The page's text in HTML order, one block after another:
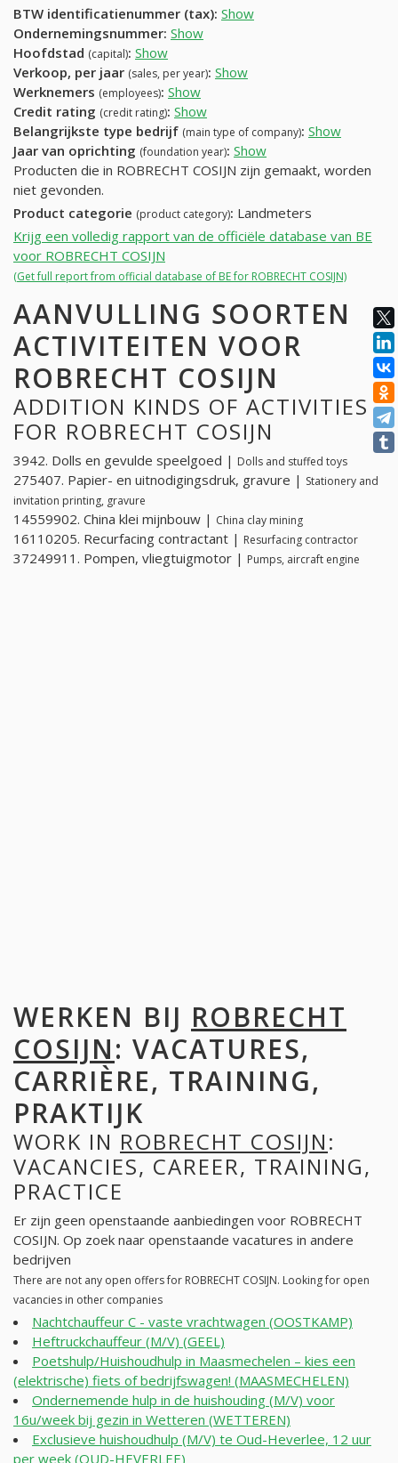
BTW identificatienummer (tax): Show
Ondernemingsnummer: Show
Hoofdstad (capital): Show
Verkoop, per jaar (sales, per year): Show
Werknemers (employees): Show
Credit rating (credit rating): Show
Belangrijkste type bedrijf (main type of company): Show
Jaar van oprichting (foundation year): Show
Producten die in ROBRECHT COSIJN zijn gemaakt, worden
niet gevonden.
Product categorie (product category): Landmeters
Krijg een volledig rapport van de officiële database van BE
voor ROBRECHT COSIJN
(Get full report from official database of BE for ROBRECHT COSIJN)
AANVULLING SOORTEN
ACTIVITEITEN VOOR
ROBRECHT COSIJN
ADDITION KINDS OF ACTIVITIES
FOR ROBRECHT COSIJN
3942. Dolls en gevulde speelgoed | Dolls and stuffed toys
275407. Papier- en uitnodigingsdruk, gravure | Stationery and
invitation printing, gravure
14559902. China klei mijnbouw | China clay mining
16110205. Recurfacing contractant | Resurfacing contractor
37249911. Pompen, vliegtuigmotor | Pumps, aircraft engine
WERKEN BIJ ROBRECHT
COSIJN: VACATURES,
CARRIÈRE, TRAINING,
PRAKTIJK
WORK IN ROBRECHT COSIJN:
VACANCIES, CAREER, TRAINING,
PRACTICE
Er zijn geen openstaande aanbiedingen voor ROBRECHT
COSIJN. Op zoek naar openstaande vacatures in andere
bedrijven
There are not any open offers for ROBRECHT COSIJN. Looking for open
vacancies in other companies
Nachtchauffeur C - vaste vrachtwagen (OOSTKAMP)
Heftruckchauffeur (M/V) (GEEL)
Poetshulp/Huishoudhulp in Maasmechelen – kies een
(elektrische) fiets of bedrijfswagen! (MAASMECHELEN)
Ondernemende hulp in de huishouding (M/V) voor
16u/week bij gezin in Wetteren (WETTEREN)
Exclusieve huishoudhulp (M/V) te Oud-Heverlee, 12 uur
per week (OUD-HEVERLEE)